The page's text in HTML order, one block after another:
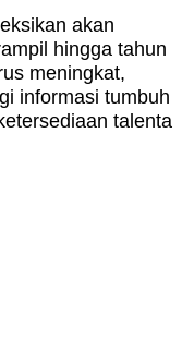
akan
hingga tahun
meningkat,
informasi tumbuh
talenta